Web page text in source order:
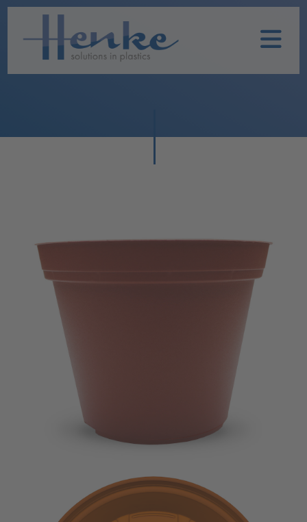
Home
Leistungen
Produkte
TOPFIT
Produkte
Imagevideo
Kontakt